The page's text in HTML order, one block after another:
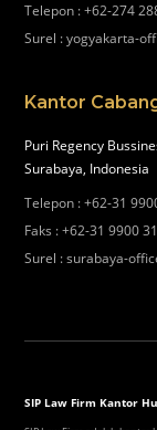
Telepon :+62-274
Surel :yogyakarta-
Kantor
Puri Regency
Surabaya, Indonesia
Telepon :+62-31
Faks :+62-31 9900
Surel :surabaya-
SIP Law Firm Kantor